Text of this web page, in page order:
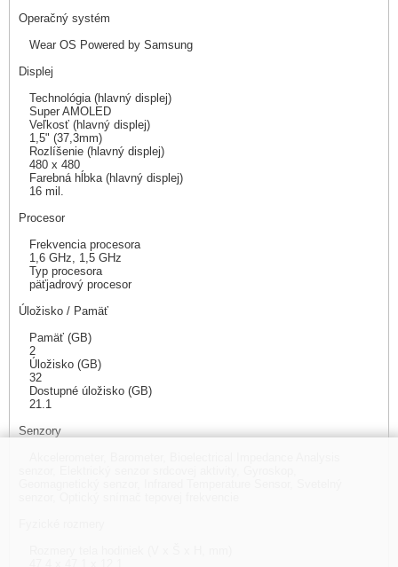
Operačný systém
Wear OS Powered by Samsung
Displej
Technológia (hlavný displej)
Super AMOLED
Veľkosť (hlavný displej)
1,5" (37,3mm)
Rozlíšenie (hlavný displej)
480 x 480
Farebná hĺbka (hlavný displej)
16 mil.
Procesor
Frekvencia procesora
1,6 GHz, 1,5 GHz
Typ procesora
päťjadrový procesor
Úložisko / Pamäť
Pamäť (GB)
2
Úložisko (GB)
32
Dostupné úložisko (GB)
21.1
Senzory